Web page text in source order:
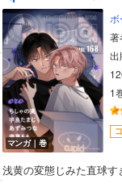
マンガ｜巻
著
出
1
浅黄の変態じみた直球